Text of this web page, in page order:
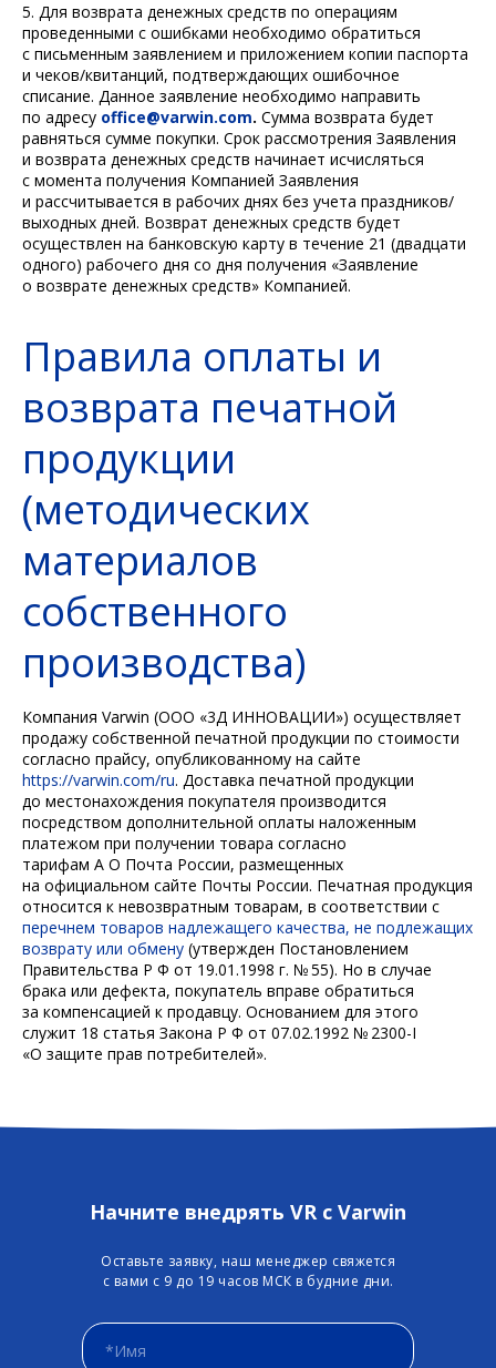
5. Для возврата денежных средств по операциям
проведенными с ошибками необходимо обратиться
с письменным заявлением и приложением копии паспорта
и чеков/квитанций, подтверждающих ошибочное
списание. Данное заявление необходимо направить
по адресу office@varwin.com. Сумма возврата будет
равняться сумме покупки. Срок рассмотрения Заявления
и возврата денежных средств начинает исчисляться
с момента получения Компанией Заявления
и рассчитывается в рабочих днях без учета праздников/
выходных дней. Возврат денежных средств будет
осуществлен на банковскую карту в течение 21 (двадцати
одного) рабочего дня со дня получения «Заявление
о возврате денежных средств» Компанией.
Правила оплаты и
возврата печатной
продукции
(методических
материалов
собственного
производства)
Компания Varwin (ООО «3Д ИННОВАЦИИ») осуществляет
продажу собственной печатной продукции по стоимости
согласно прайсу, опубликованному на сайте
https://varwin.com/ru. Доставка печатной продукции
до местонахождения покупателя производится
посредством дополнительной оплаты наложенным
платежом при получении товара согласно
тарифам А О Почта России, размещенных
на официальном сайте Почты России. Печатная продукция
относится к невозвратным товарам, в соответствии с
перечнем товаров надлежащего качества, не подлежащих
возврату или обмену (утвержден Постановлением
Правительства Р Ф от 19.01.1998 г. № 55). Но в случае
брака или дефекта, покупатель вправе обратиться
за компенсацией к продавцу. Основанием для этого
служит 18 статья Закона Р Ф от 07.02.1992 № 2300-I
«О защите прав потребителей».
Начните внедрять VR с Varwin
Оставьте заявку, наш менеджер свяжется
с вами с 9 до 19 часов МСК в будние дни.